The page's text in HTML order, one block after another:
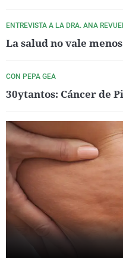
ENTREVISTA A LA DRA. ANA
La salud no vale
CON PEPA GEA
30ytantos: Cáncer de